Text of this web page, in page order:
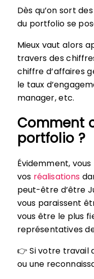
Dès qu’on sort
du portfolio se
Mieux vaut alors
travers des
chiffre d’affaires
le taux
manager, etc.
Comment
portfolio ?
Évidemment,
vos réalisations
peut-être d’être
vous paraissent
vous être le plus
représentatives
👉 Si votre travail
ou une